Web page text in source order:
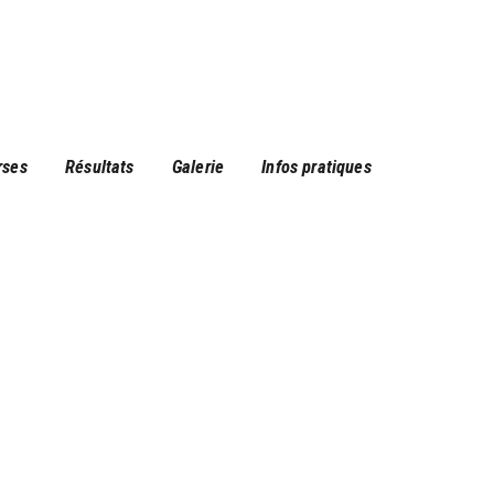
Résultats Galerie Infos pratiques